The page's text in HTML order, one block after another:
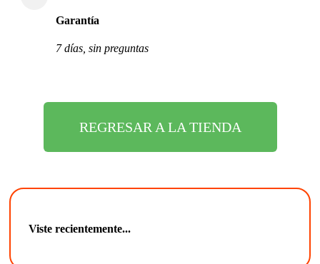
Garantía
7 días, sin preguntas
REGRESAR A LA TIENDA
Viste recientemente...